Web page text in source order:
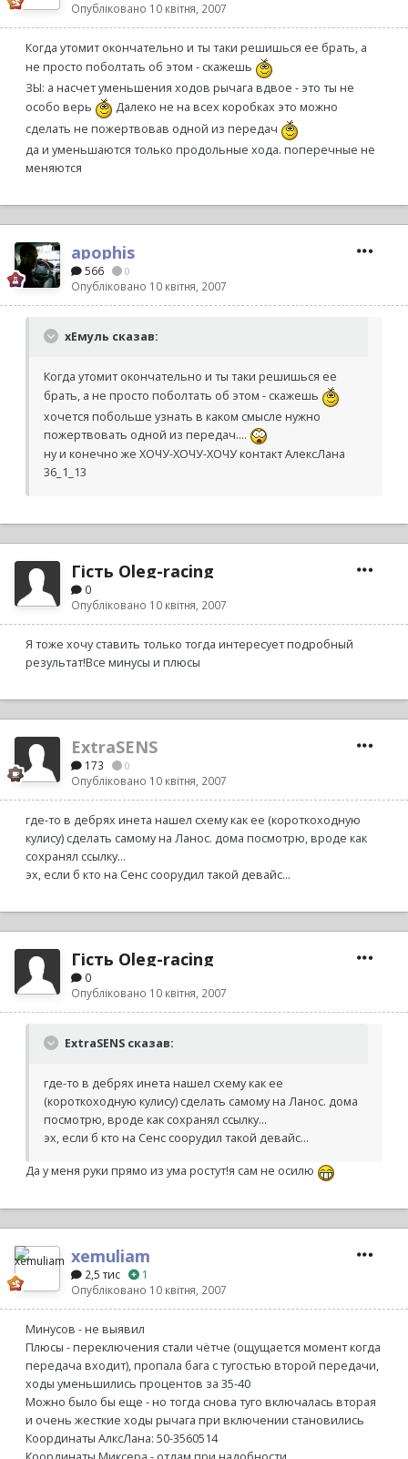
Опубліковано 10 квітня, 2007
Когда утомит окончательно и ты таки решишься ее брать, а
не просто поболтать об этом - скажешь
ЗЫ: а насчет уменьшения ходов рычага вдвое - это ты не
особо верь
Далеко не на всех коробках это можно
сделать не пожертвовав одной из передач
да и уменьшаются только продольные хода. поперечные не
меняются
apophis
566 0
Опубліковано 10 квітня, 2007
хЕмуль сказав:
Когда утомит окончательно и ты таки решишься ее
брать, а не просто поболтать об этом - скажешь
хочется побольше узнать в каком смысле нужно
пожертвовать одной из передач....
ну и конечно же ХОЧУ-ХОЧУ-ХОЧУ контакт АлексЛана
36_1_13
Гість Oleg-racing
0
Опубліковано 10 квітня, 2007
Я тоже хочу ставить только тогда интересует подробный
результат!Все минусы и плюсы
ExtraSENS
173 0
Опубліковано 10 квітня, 2007
где-то в дебрях инета нашел схему как ее (короткоходную
кулису) сделать самому на Ланос. дома посмотрю, вроде как
сохранял ссылку...
эх, если б кто на Сенс соорудил такой девайс...
Гість Oleg-racing
0
Опубліковано 10 квітня, 2007
ExtraSENS сказав:
где-то в дебрях инета нашел схему как ее
(короткоходную кулису) сделать самому на Ланос. дома
посмотрю, вроде как сохранял ссылку...
эх, если б кто на Сенс соорудил такой девайс...
Да у меня руки прямо из ума ростут!я сам не осилю
xemuliam
2,5 тис
1
Опубліковано 10 квітня, 2007
Минусов - не выявил
Плюсы - переключения стали чётче (ощущается момент когда
передача входит), пропала бага с тугостью второй передачи,
ходы уменьшились процентов за 35-40
Можно было бы еще - но тогда снова туго включалась вторая
и очень жесткие ходы рычага при включении становились
Координаты АлксЛана: 50-3560514